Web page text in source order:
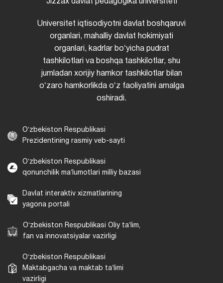
Jizzax davlat pedagogika universiteti
Universitet iqtisodiyotni davlat boshqaruvi
organlari, mahalliy davlat hokimiyati
organlari, kadrlar boʻyicha pudrat
tashkilotlari va boshqa tashkilotlar, shu
jumladan xorijiy hamkor tashkilotlar bilan
oʻzaro hamkorlikda oʻz faoliyatini amalga
oshiradi.
Oʻzbekiston Respublikasi
Prezidentining rasmiy veb-sayti
Oʻzbekiston Respublikasi
qonunchilik maʼlumotlari milliy bazasi
Davlat interaktiv xizmatlarining
yagona portali
Oʻzbekiston Respublikasi Oliy taʼlim,
fan va innovatsiyalar vazirligi
Oʻzbekiston Respublikasi
Maktabgacha va maktab taʼlimi
vazirligi